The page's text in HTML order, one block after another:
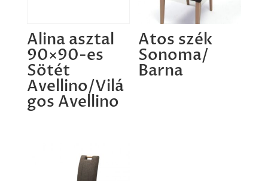
Alina asztal
90×90-es
Sötét
Avellino/Vilá
gos Avellino
Atos szék
Sonoma/
Barna